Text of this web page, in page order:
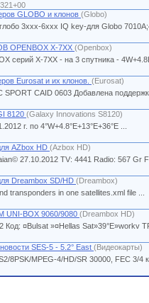
GLOBO и клонов (Globo)
3ххх-6ххх IQ key-для Globo
OPENBOX X-7XX (Openbox)
серий Х-7ХХ - на 3 спутника -
Eurosat и их клонов. (Eurosat)
SPORT CAID 0603 Добавлена
8120 (Galaxy Innovations S8120)
г. по 4°W+4.8°E+13°E+36°E ...
AZbox HD (Azbox HD)
27.10.2012 TV: 4441 Radio: 567 Gr
Dreambox SD/HD (Dreambox)
transponders in one satellites.xml file ...
UNI-BOX 9060/9080 (Dreambox HD)
Код: ¤Bulsat »¤Hellas Sat»39°E»workv
SES-5 - 5.2° East (Видеокарты)
8PSK/MPEG-4/HD/SR 30000, FEC 3/4